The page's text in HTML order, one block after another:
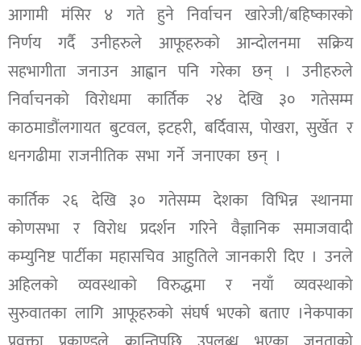
आगामी मंसिर ४ गते हुने निर्वाचन खारेजी/बहिष्कारको
निर्णय गर्दै उनीहरुले आफूहरुको आन्दोलनमा सक्रिय
सहभागीता जनाउन आह्वान पनि गरेका छन् । उनीहरुले
निर्वाचनको विरोधमा कार्तिक २४ देखि ३० गतेसम्म
काठमाडौंलगायत बुटवल, इटहरी, बर्दिवास, पोखरा, सुर्खेत र
धनगढीमा राजनीतिक सभा गर्ने जनाएका छन् ।
कार्तिक २६ देखि ३० गतेसम्म देशका विभिन्न स्थानमा
कोणसभा र विरोध प्रदर्शन गरिने वैज्ञानिक समाजवादी
कम्युनिष्ट पार्टीका महासचिव आहुतिले जानकारी दिए । उनले
अहिलको व्यवस्थाको विरुद्धमा र नयाँ व्यवस्थाको
सुरुवातका लागि आफूहरुको संघर्ष भएको बताए ।नेकपाका